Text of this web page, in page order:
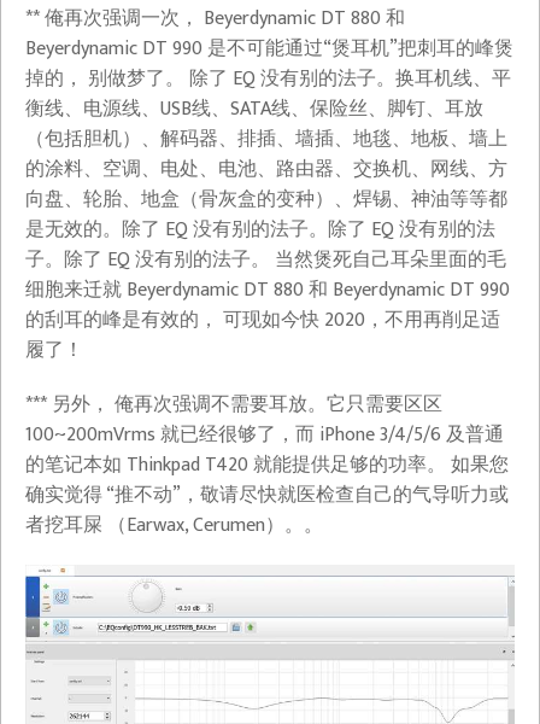
** 俺再次强调一次， Beyerdynamic DT 880 和
Beyerdynamic DT 990 是不可能通过“煲耳机”把刺耳的峰煲
掉的， 别做梦了。 除了 EQ 没有别的法子。换耳机线、平
衡线、电源线、USB线、SATA线、保险丝、脚钉、耳放
（包括胆机）、解码器、排插、墙插、地毯、地板、墙上
的涂料、空调、电处、电池、路由器、交换机、网线、方
向盘、轮胎、地盒（骨灰盒的变种）、焊锡、神油等等都
是无效的。除了 EQ 没有别的法子。除了 EQ 没有别的法
子。除了 EQ 没有别的法子。 当然煲死自己耳朵里面的毛
细胞来迁就 Beyerdynamic DT 880 和 Beyerdynamic DT 990
的刮耳的峰是有效的， 可现如今快 2020，不用再削足适
履了！
*** 另外， 俺再次强调不需要耳放。它只需要区区
100~200mVrms 就已经很够了，而 iPhone 3/4/5/6 及普通
的笔记本如 Thinkpad T420 就能提供足够的功率。 如果您
确实觉得 “推不动”，敬请尽快就医检查自己的气导听力或
者挖耳屎 （Earwax, Cerumen）。。